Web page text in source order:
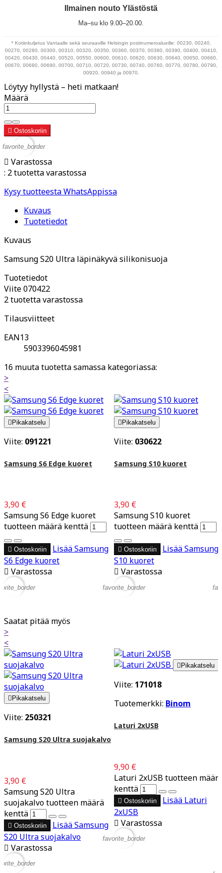
Ilmainen nouto Ylästöstä
Ma–su klo 9.00–20.00.
* Kotiinkuljetus Vantaalle sekä seuraaville Helsingin postinumeroalueille: 00230, 00240,
00270, 00280, 00300, 00310, 00320, 00350, 00360, 00370, 00380, 00390, 00400, 00410,
00420, 00430, 00440, 00520, 00550, 00600, 00610, 00620, 00630, 00640, 00650, 00660,
00670, 00680, 00690, 00700, 00710, 00720, 00730, 00740, 00760, 00770, 00780, 00790,
00920, 00940 ja 00970.
Löytyy hyllystä – heti matkaan!
Määrä
 Ostoskoriin
favorite_border
 Varastossa
: 2 tuotetta varastossa
Kysy tuotteesta WhatsAppissa
Kuvaus
Tuotetiedot
Kuvaus
Samsung S20 Ultra läpinäkyvä silikonisuoja
Tuotetiedot
Viite070422
2 tuotetta varastossa
Tilausviitteet
EAN13
5903396045981
16 muuta tuotetta samassa kategoriassa:
>
<
 Pikakatselu
Viite: 091221
Samsung S6 Edge kuoret
3,90 €
Samsung S6 Edge kuoret
tuotteen määrä kenttä
 Ostoskoriin LisääSamsung
S6 Edge kuoret
 Varastossa
 Pikakatselu
Viite: 030622
Samsung S10 kuoret
3,90 €
Samsung S10 kuoret
tuotteen määrä kenttä
 Ostoskoriin LisääSamsung
S10 kuoret
 Varastossa
favorite_border
Saatat pitää myös
>
<
 Pikakatselu
Viite: 250321
Samsung S20 Ultra suojakalvo
3,90 €
Samsung S20 Ultra
suojakalvo tuotteen määrä
kenttä
 Ostoskoriin LisääSamsung
S20 Ultra suojakalvo
 Varastossa
 Pikakatselu
Viite: 171018
Tuotemerkki: Binom
Laturi 2xUSB
9,90 €
Laturi 2xUSB tuotteen
kenttä
 Ostoskoriin Lisää Laturi
2xUSB
 Varastossa
favorite_border